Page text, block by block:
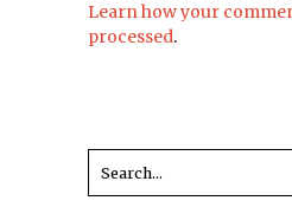
Learn how your
processed.